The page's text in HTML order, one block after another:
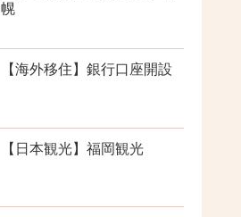
幌
【海外移住】銀行口座開設
【日本観光】福岡観光